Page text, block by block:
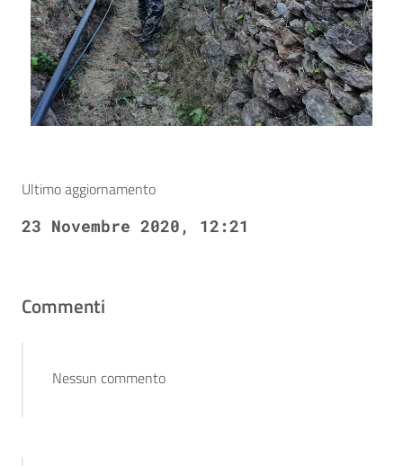
Ultimo aggiornamento
23 Novembre 2020, 12:21
Commenti
Nessun commento